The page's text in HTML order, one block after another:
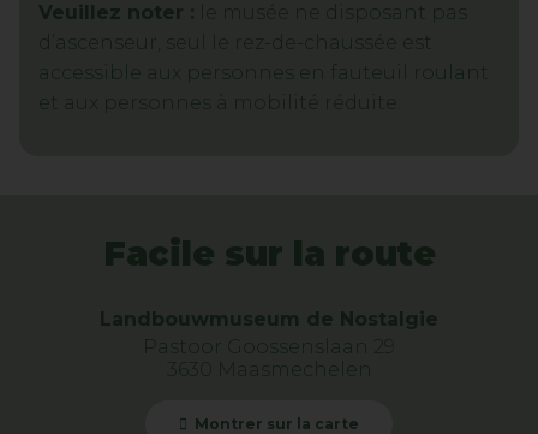
Veuillez noter : le musée ne disposant pas
d’ascenseur, seul le rez-de-chaussée est
accessible aux personnes en fauteuil roulant
et aux personnes à mobilité réduite.
Facile sur la route
Landbouwmuseum de Nostalgie
Pastoor Goossenslaan 29
3630 Maasmechelen
Montrer sur la carte